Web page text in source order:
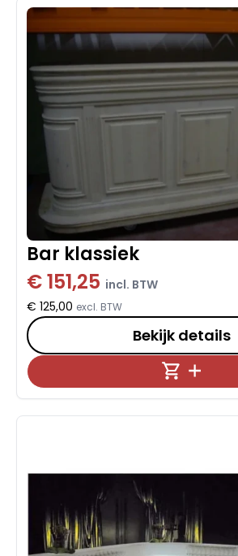
Bar klassiek
€ 151,25 incl. BTW
€ 125,00 excl. BTW
Bekijk details